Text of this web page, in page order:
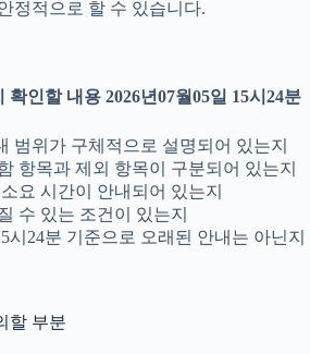
정적으로 할 수 있습니다.
인할 내용 2026년07월05일 15시24분
범위가 구체적으로 설명되어 있는지
항목과 제외 항목이 구분되어 있는지
요 시간이 안내되어 있는지
수 있는 조건이 있는지
시24분 기준으로 오래된 안내는 아닌지
할 부분